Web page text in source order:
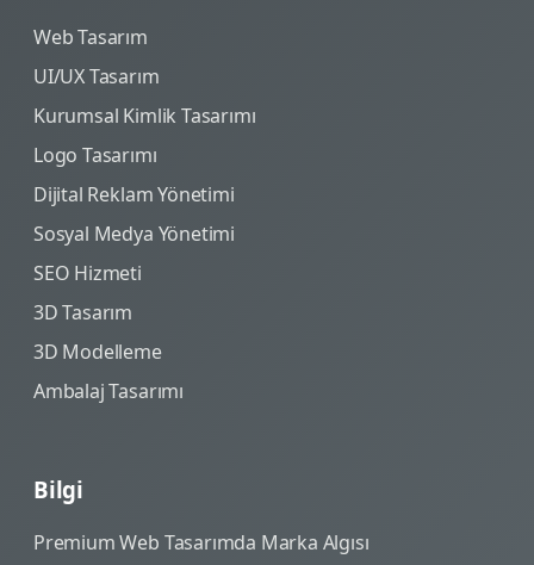
Web Tasarım
UI/UX Tasarım
Kurumsal Kimlik Tasarımı
Logo Tasarımı
Dijital Reklam Yönetimi
Sosyal Medya Yönetimi
SEO Hizmeti
3D Tasarım
3D Modelleme
Ambalaj Tasarımı
Bilgi
Premium Web Tasarımda Marka Algısı